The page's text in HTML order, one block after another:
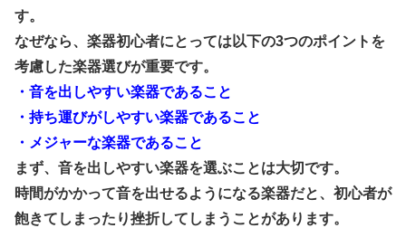
す。
なぜなら、楽器初心者にとっては以下の3つのポイントを
考慮した楽器選びが重要です。
・音を出しやすい楽器であること
・持ち運びがしやすい楽器であること
・メジャーな楽器であること
まず、音を出しやすい楽器を選ぶことは大切です。
時間がかかって音を出せるようになる楽器だと、初心者が
飽きてしまったり挫折してしまうことがあります。